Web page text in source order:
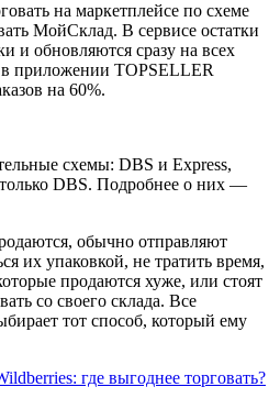
на маркетплейсе по схеме
МойСклад. В сервисе остатки
и обновляются сразу на всех
приложении TOPSELLER
на 60%.
схемы: DBS и Express,
DBS. Подробнее о них —
обычно отправляют
их упаковкой, не тратить время,
продаются хуже, или стоят
со своего склада. Все
тот способ, который ему
где выгоднее торговать?